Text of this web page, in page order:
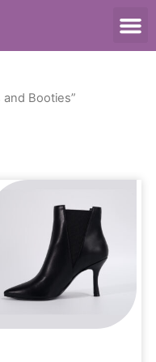
Booties”